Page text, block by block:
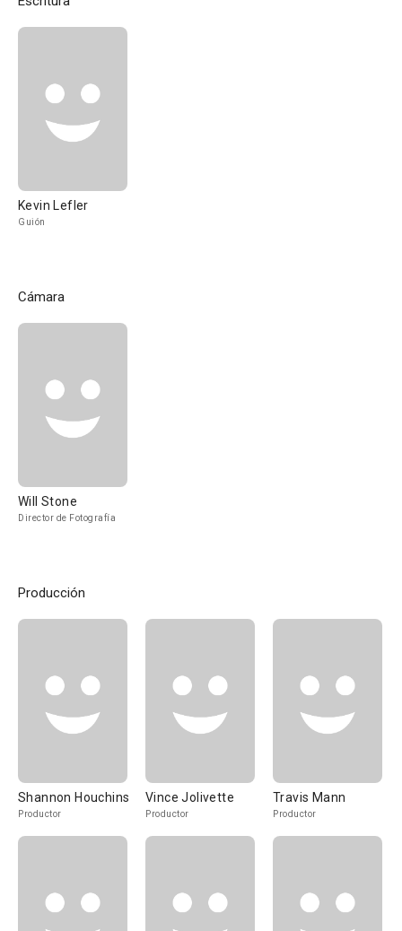
Kevin Lefler
Guión
Cámara
Will Stone
Director de Fotografía
Producción
Shannon Houchins
Productor
Vince Jolivette
Productor
Travis Mann
Productor